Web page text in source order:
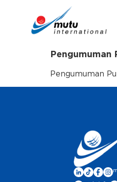
Pengumuman
Pengumuman